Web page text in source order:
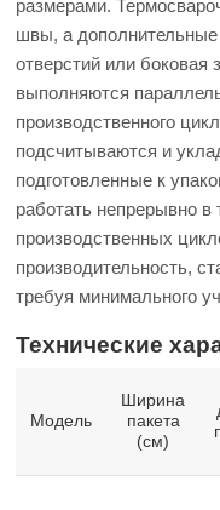
размерами.
швы, а дополнительные
отверстий или боковая
выполняются
производственного
подсчитываются и
подготовленные к
работать непрерывно в
производственных
производительность,
требуя минимального
Технические
Модель
Ширина
пакета
(см)